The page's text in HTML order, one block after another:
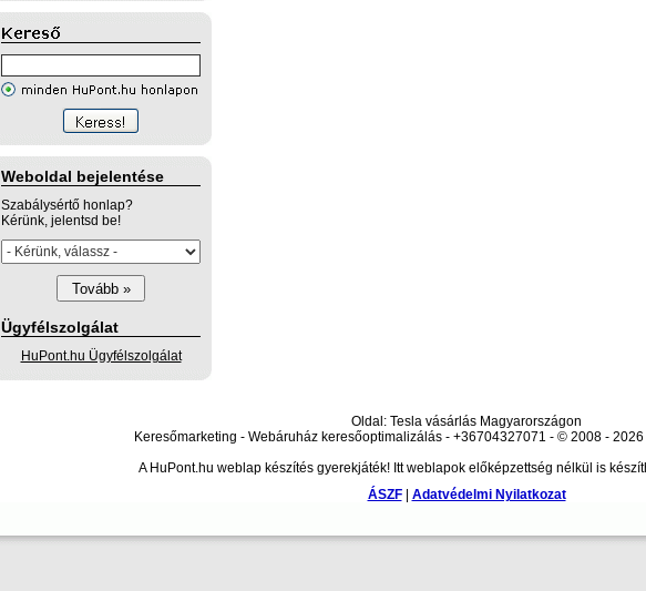
Weboldal bejelentése
Szabálysértő honlap?
Kérünk, jelentsd be!
Ügyfélszolgálat
HuPont.hu Ügyfélszolgálat
Oldal: Tesla vásárlás Magyarországon
Keresőmarketing - Webáruház keresőoptimalizálás - +36704327071 - © 2008 -
A HuPont.hu weblap készítés gyerekjáték! Itt weblapok előképzettség nélkül is
ÁSZF| Adatvédelmi Nyilatkozat